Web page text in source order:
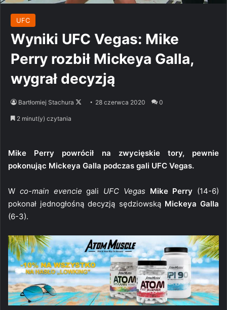
UFC
Wyniki UFC Vegas: Mike
Perry rozbił Mickeya Galla,
wygrał decyzją
Bartłomiej Stachura
Follow28 czerwca 2020 0
2 minut(y) czytania
Mike Perry powrócił na zwycięskie tory, pewnie
pokonując Mickeya Galla podczas gali UFC Vegas.
W co-main evencie gali UFC Vegas Mike Perry (14-6)
pokonał jednogłośną decyzją sędziowską Mickeya Galla
(6-3).